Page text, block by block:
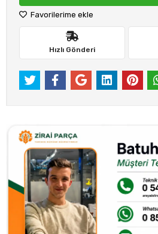
Favorilerime ekle
Hızlı Gönderi